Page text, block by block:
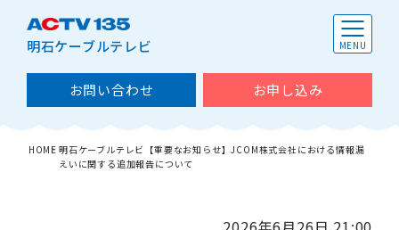
明石ケーブルテレビ
お問い合わせ お申し込み
HOME 明石ケーブルテレビ【重要なお知らせ】JCOM株式会社における情報漏
えいに関する追加報告について